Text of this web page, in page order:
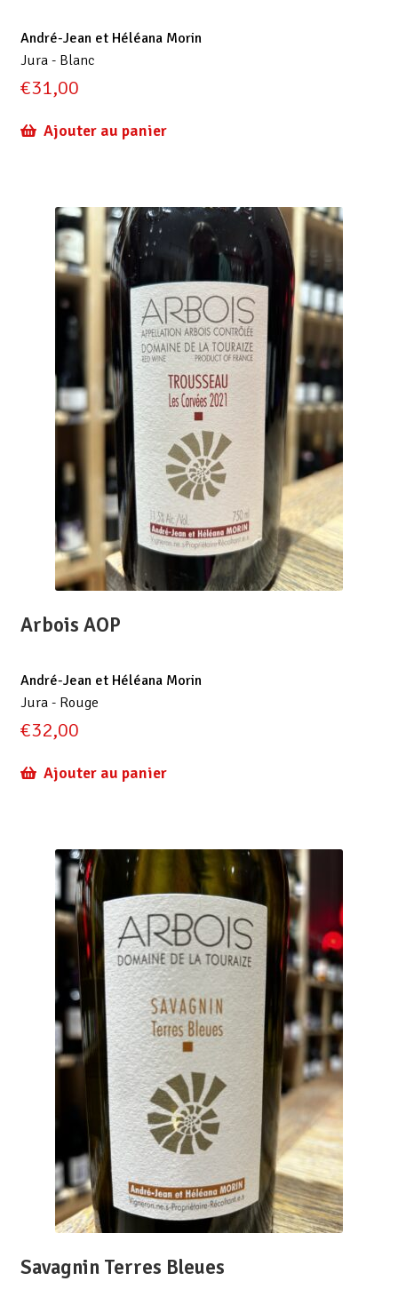
André-Jean et Héléana Morin
Jura - Blanc
€31,00
Ajouter au panier
Arbois AOP
André-Jean et Héléana Morin
Jura - Rouge
€32,00
Ajouter au panier
Savagnin Terres Bleues